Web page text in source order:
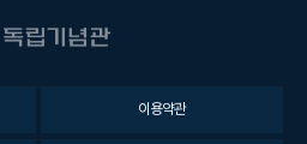
이용약관